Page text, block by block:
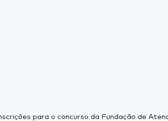
para o concurso da Fundação de